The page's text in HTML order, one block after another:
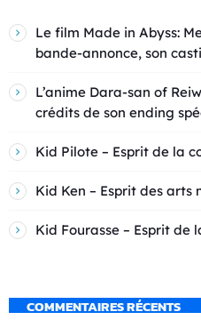
Le film Made in Abyss:
bande-annonce, son
L’anime Dara-san of
crédits de son ending
Kid Pilote – Esprit de la
Kid Ken – Esprit des arts
Kid Fourasse – Esprit de
COMMENTAIRES RÉCENTS